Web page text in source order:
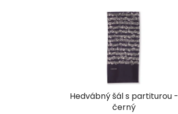
Hedvábný šál s partiturou -
černý